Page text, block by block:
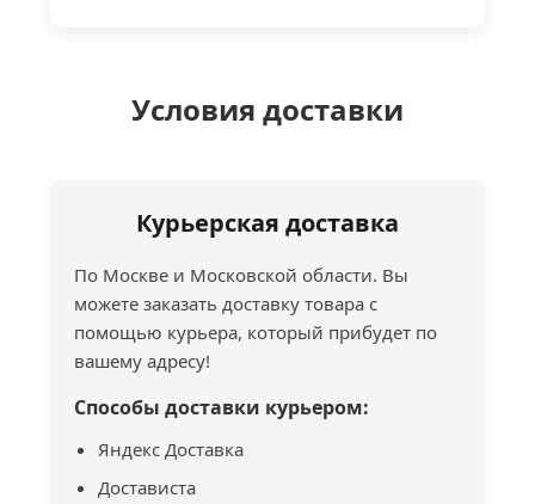
Условия доставки
Курьерская доставка
По Москве и Московской области. Вы
можете заказать доставку товара с
помощью курьера, который прибудет по
вашему адресу!
Способы доставки курьером:
Яндекс Доставка
Достависта